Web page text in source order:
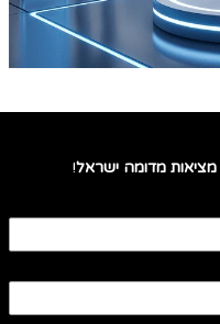
מציאות מדומה ישראל!